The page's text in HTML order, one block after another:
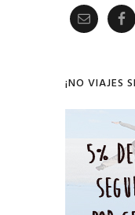
¡NO VIAJES